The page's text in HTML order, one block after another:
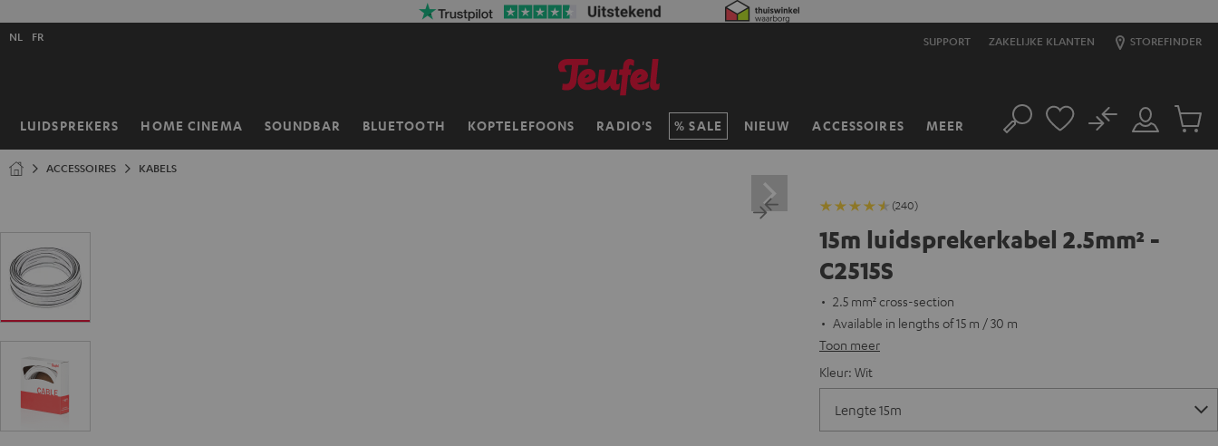
SUPPORT ZAKELIJKE KLANTEN STOREFINDER
LUIDSPREKERS HOME CINEMA SOUNDBAR BLUETOOTH KOPTELEFOONS RADIO'S SALE NIEUW ACCESSOIRES MEER
Selecteer
NL FR
Home Zoeken
Mijn
account
No
ACCESSOIRES KABELS
(240)
15m luidsprekerkabel 2.5mm² -
C2515S
2.5 mm² cross-section
Available in lengths of 15 m / 30 m
Toon meer
Kleur: Wit